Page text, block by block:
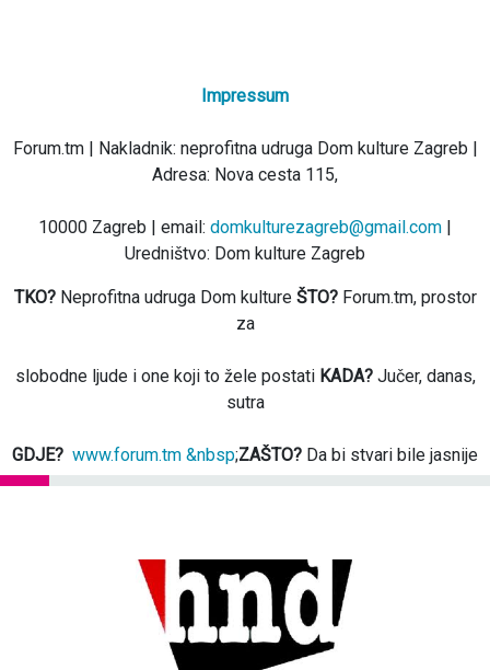
Impressum
Forum.tm | Nakladnik: neprofitna udruga Dom kulture Zagreb |
Adresa: Nova cesta 115,
10000 Zagreb | email: domkulturezagreb@gmail.com
Uredništvo: Dom kulture Zagreb
TKO?Neprofitna udruga Dom kulture ŠTO?Forum.tm, prostor
za
slobodne ljude i one koji to žele postati KADA?Jučer, danas,
sutra
GDJE? www.forum.tm &nbsp;ZAŠTO? Da bi stvari bile jasnije